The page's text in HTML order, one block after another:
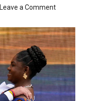
Leave a Comment